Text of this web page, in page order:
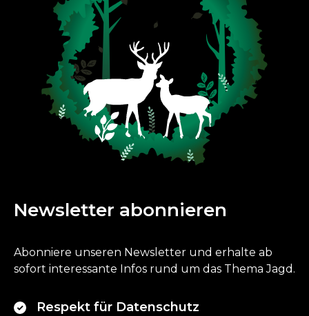
Newsletter abonnieren
Abonniere unseren Newsletter und erhalte ab
sofort interessante Infos rund um das Thema Jagd.
Respekt für Datenschutz